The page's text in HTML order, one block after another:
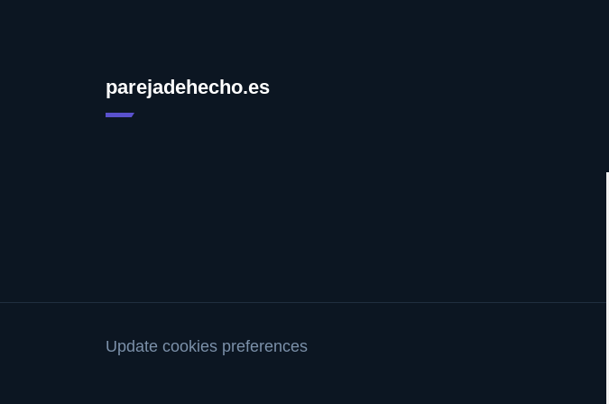
parejadehecho.es
Update cookies preferences